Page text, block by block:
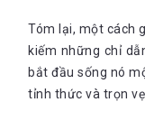
Tóm lại, một cách
kiếm những chỉ
bắt đầu sống nó
tỉnh thức và trọn